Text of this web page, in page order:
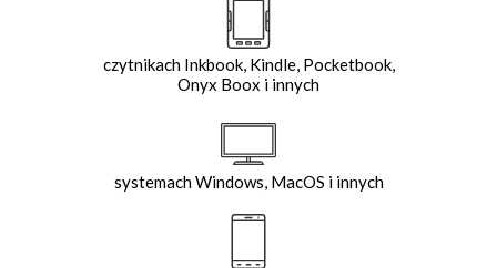
czytnikach Inkbook, Kindle, Pocketbook,
Onyx Boox i innych
systemach Windows, MacOS i innych